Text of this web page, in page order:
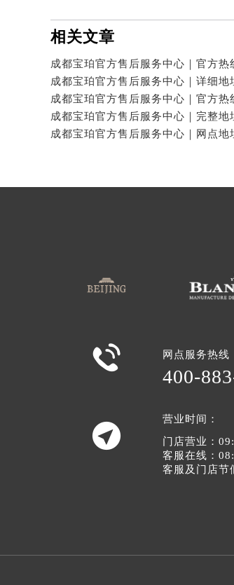
相关文章
 网点服务热线
400-

营业时间：
门店营业：
客服在线：
客服及门店节